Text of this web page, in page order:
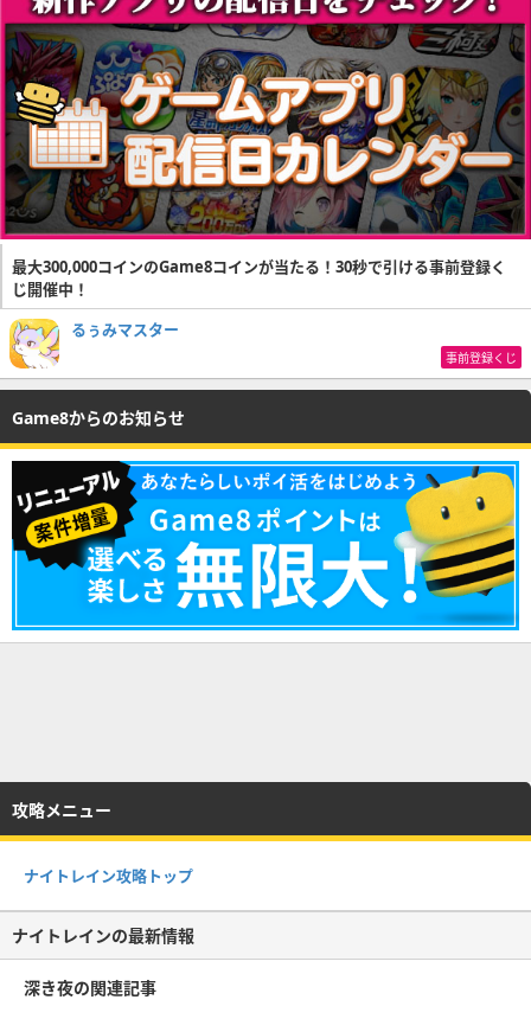
最大300,000コインのGame8コインが当たる！30秒で引ける事前登録く
じ開催中！
るぅみマスター
事前登録くじ
Game8からのお知らせ
攻略メニュー
ナイトレイン攻略トップ
ナイトレインの最新情報
深き夜の関連記事